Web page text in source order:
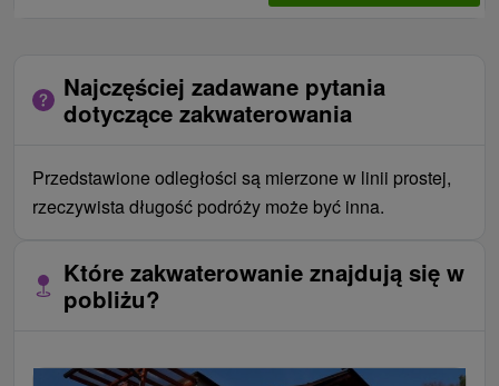
Najczęściej zadawane pytania
dotyczące zakwaterowania
Przedstawione odległości są mierzone w linii prostej,
rzeczywista długość podróży może być inna.
Które zakwaterowanie znajdują się w
pobliżu?